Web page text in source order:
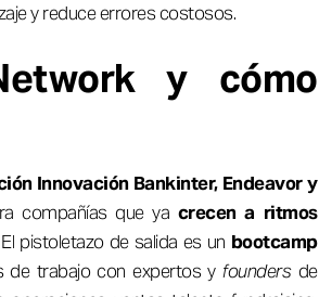
y reduce errores costosos.
y cómo
Innovación Bankinter, Endeavor y
compañías que ya crecen a ritmos
pistoletazo de salida es un bootcamp
de trabajo con expertos yfoundersde